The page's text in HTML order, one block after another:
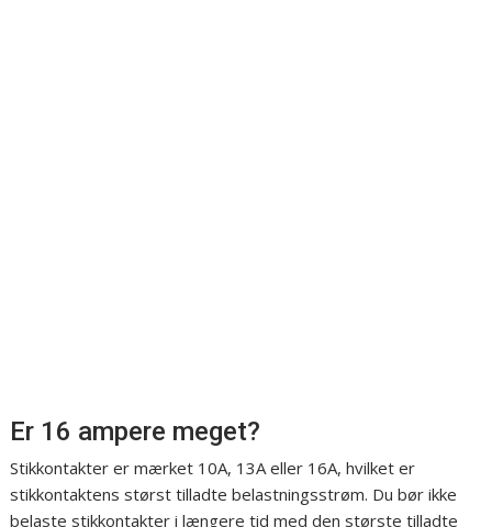
Er 16 ampere meget?
Stikkontakter er mærket 10A, 13A eller 16A, hvilket er
stikkontaktens størst tilladte belastningsstrøm. Du bør ikke
belaste stikkontakter i længere tid med den største tilladte